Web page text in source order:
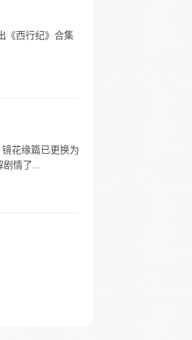
《西行纪》合集
花缘篇已更换为
情了...